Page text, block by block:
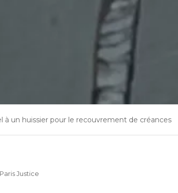
à un huissier pour le recouvrement de créances
Justice